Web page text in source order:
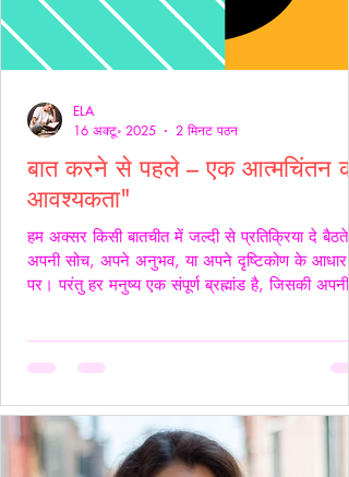
बात करने से पहले – एक आत्मचिंतन की
आवश्यकता"
हम अक्सर किसी बातचीत में जल्दी से प्रतिक्रिया दे बैठते
अपनी सोच, अपने अनुभव, या अपने दृष्टिकोण के आधार
पर। परंतु हर मनुष्य एक संपूर्ण ब्रह्मांड है, जिसकी अपनी
केवल ध्वनियाँ नहीं होते; वे असर डालते हैं कभी सान्त्वना
हैं, कभी चोट। हर व्यक्ति की अपनी 'दुनिया' होती है हम
मानकर चलते हैं कि सामने वाला हमें उसी तरह
ELA
16 अक्टू॰ 2025
2 मिनट पठन